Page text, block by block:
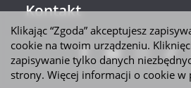
Kontakt
Klikając “Zgoda” akceptujesz
cookie na twoim urządzeniu.
zapisywanie tylko danych
strony. Więcej informacji o cookie w